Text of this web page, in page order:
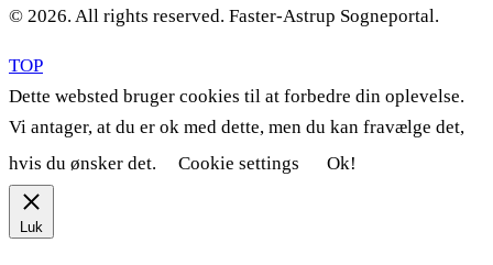
© 2026. All rights reserved. Faster-Astrup Sogneportal.
TOP
Dette websted bruger cookies til at forbedre din oplevelse.
Vi antager, at du er ok med dette, men du kan fravælge det,
hvis du ønsker det.
Cookie settings Ok!
Luk